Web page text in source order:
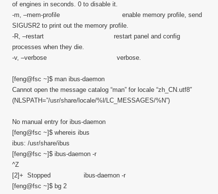
of engines in seconds. 0 to disable it.
-m, –mem-profile enable memory profile, send
SIGUSR2 to print out the memory profile.
-R, –restart restart panel and config
processes when they die.
-v, –verbose verbose.
[feng@fsc ~]$ man ibus-daemon
Cannot open the message catalog “man” for locale “zh_CN.utf8″
(NLSPATH=”/usr/share/locale/%l/LC_MESSAGES/%N”)
No manual entry for ibus-daemon
[feng@fsc ~]$ whereis ibus
ibus: /usr/share/ibus
[feng@fsc ~]$ ibus-daemon -r
^Z
[2]+ Stopped ibus-daemon -r
[feng@fsc ~]$ bg 2